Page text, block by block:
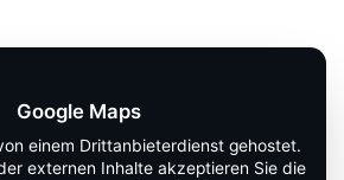
Google Maps
einem Drittanbieterdienst gehostet.
externen Inhalte akzeptieren Sie die